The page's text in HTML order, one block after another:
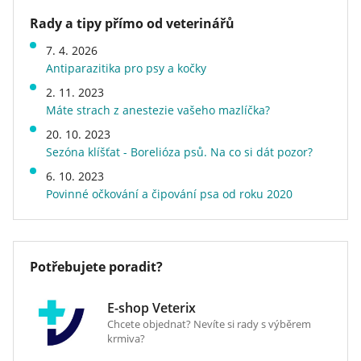
a borůvky
Maximálně vhodné pro vybíravé pejsky
Vyrobeno v České republice
oligosacharidy, 0,4% inulin.
(E4) 0.5 mg, biotin (3a880) 0,2 mg. Bez umělých
aromat. Bez konzervantů.
Značka
Brit Care
Velikost psa v dospělosti
Stáří psa
dospělý
Příchuť (Protein)
Kvalita
superprémiové
Energetická hodnota
Speciální vlastnosti
bez kukuřice, bez obilovin a
Hmotnost
0,085 kg
Rady a tipy přímo od veterinářů
7. 4. 2026
Antiparazitika pro psy a kočky
2. 11. 2023
Máte strach z anestezie vašeho mazlíčka?
20. 10. 2023
Sezóna klíšťat - Borelióza psů. Na co si dát pozor?
6. 10. 2023
Povinné očkování a čipování psa od roku 2020
Potřebujete poradit?
E-shop Veterix
Chcete objednat? Nevíte si rady s výběrem
krmiva?